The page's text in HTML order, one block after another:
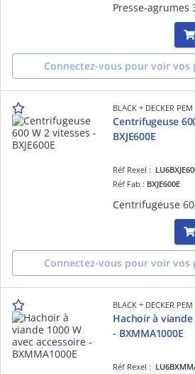
Connectez-vous pour voir vos
BLACK + DECKER PEM
Centrifugeuse 600 W 2
BXJE600E
Réf Rexel :
Réf Fab : BXJE600E
Connectez-vous pour voir vos
BLACK + DECKER PEM
Hachoir à viande
- BXMMA1000E
Réf Rexel :